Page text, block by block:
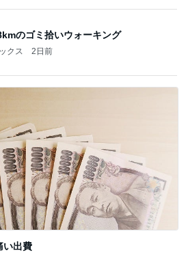
のゴミ拾いウォーキング
クス 2日前
い出費